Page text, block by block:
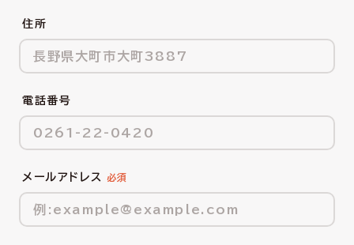
住所
電話番号
メールアドレス